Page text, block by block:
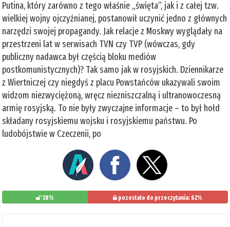
Putina, który zarówno z tego właśnie „święta”, jak i z całej tzw.
wielkiej wojny ojczyźnianej, postanowił uczynić jedno z głównych
narzędzi swojej propagandy. Jak relacje z Moskwy wyglądały na
przestrzeni lat w serwisach TVN czy TVP (wówczas, gdy
publiczny nadawca był częścią bloku mediów
postkomunistycznych)? Tak samo jak w rosyjskich. Dziennikarze
z Wiertniczej czy niegdyś z placu Powstańców ukazywali swoim
widzom niezwyciężoną, wręcz niezniszczalną i ultranowoczesną
armię rosyjską. To nie były zwyczajne informacje – to był hołd
składany rosyjskiemu wojsku i rosyjskiemu państwu. Po
ludobójstwie w Czeczenii, po
38% pozostało do przeczytania: 62%